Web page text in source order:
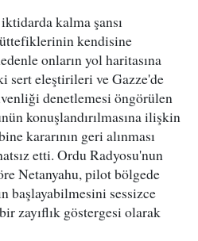
kalma şansı
kendisine
onların yol haritasına
sert eleştirileri ve Gazze'de
denetlemesi öngörülen
konuşlandırılmasına ilişkin
kararının geri alınması
etti. Ordu Radyosu'nun
Netanyahu, pilot bölgede
başlayabilmesini sessizce
zayıflık göstergesi olarak